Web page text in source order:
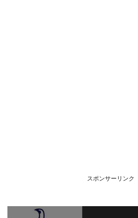
スポンサーリンク